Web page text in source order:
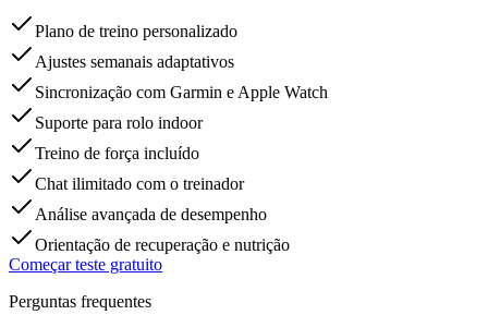
Plano de treino personalizado
Ajustes semanais adaptativos
Sincronização com Garmin e Apple Watch
Suporte para rolo indoor
Treino de força incluído
Chat ilimitado com o treinador
Análise avançada de desempenho
Orientação de recuperação e nutrição
Começar teste gratuito
Perguntas frequentes